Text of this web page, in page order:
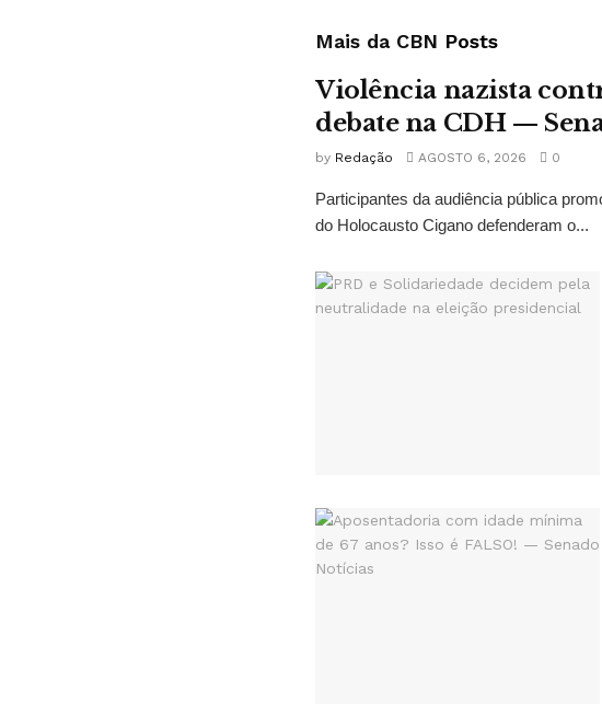
Mais da CBN Posts
Violência nazista
debate na CDH —
by Redação AGOSTO 6, 2026 0
Participantes da audiência pública
do Holocausto Cigano defenderam o...